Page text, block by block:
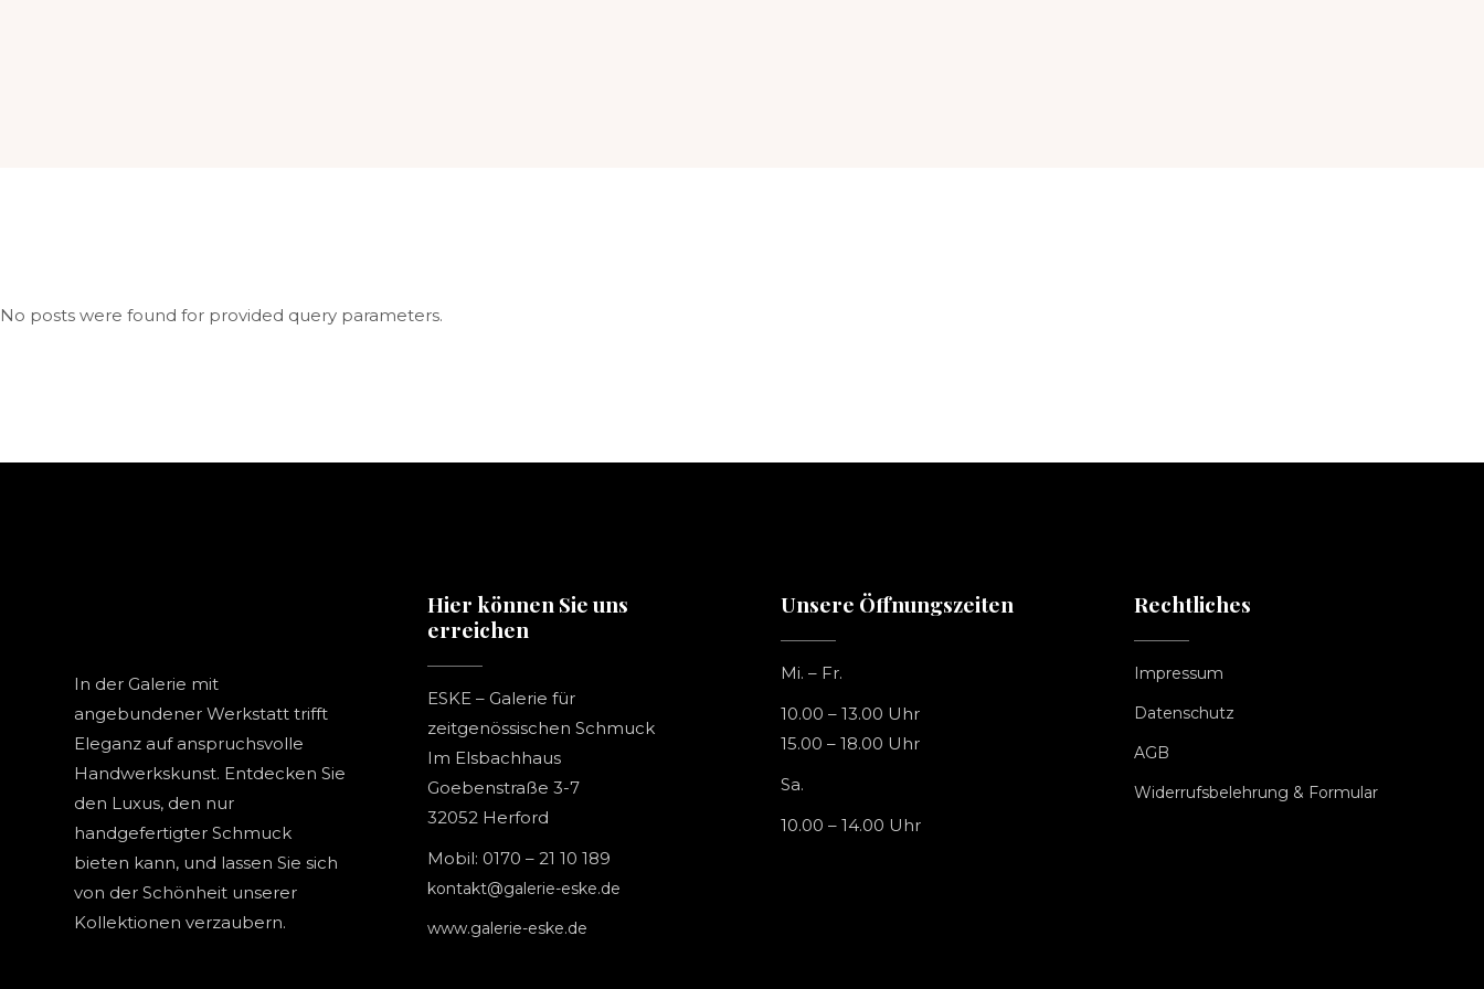
No posts were found for provided query parameters.
In der Galerie mit
angebundener Werkstatt trifft
Eleganz auf anspruchsvolle
Handwerkskunst. Entdecken Sie
den Luxus, den nur
handgefertigter Schmuck
bieten kann, und lassen Sie sich
von der Schönheit unserer
Kollektionen verzaubern.
Hier können Sie uns
erreichen
ESKE – Galerie für
zeitgenössischen Schmuck
Im Elsbachhaus
Goebenstraße 3-7
32052 Herford
Mobil: 0170 – 21 10 189
kontakt@galerie-eske.de
www.galerie-eske.de
Unsere Öffnungszeiten
Mi. – Fr.
10.00 – 13.00 Uhr
15.00 – 18.00 Uhr
Sa.
10.00 – 14.00 Uhr
Rechtliches
Impressum
Datenschutz
AGB
Widerrufsbelehrung & Formular